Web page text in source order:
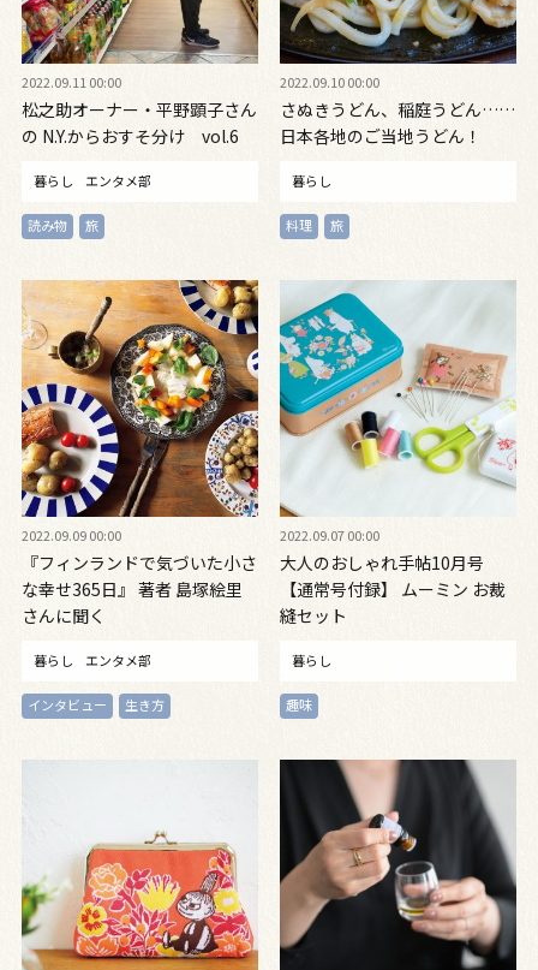
2022.09.11 00:00
松之助オーナー・平野顕子さん
の N.Y.からおすそ分け vol.6
暮らし エンタメ部
読み物 旅
2022.09.10 00:00
さぬきうどん、稲庭うどん……
日本各地のご当地うどん！
暮らし
料理 旅
2022.09.09 00:00
『フィンランドで気づいた小さ
な幸せ365日』 著者 島塚絵里
さんに聞く
暮らし エンタメ部
インタビュー 生き方
2022.09.07 00:00
大人のおしゃれ手帖10月号
【通常号付録】 ムーミン お裁
縫セット
暮らし
趣味